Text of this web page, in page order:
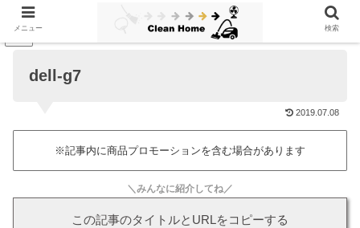
dell-g7
2019.07.08
※記事内に商品プロモーションを含む場合があります
＼みんなに紹介してね／
この記事のタイトルとURLをコピーする
メニュー 検索